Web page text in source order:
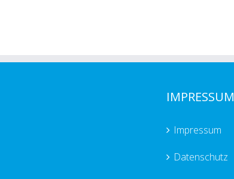
IMPRESSUM
Impressum
Datenschutz